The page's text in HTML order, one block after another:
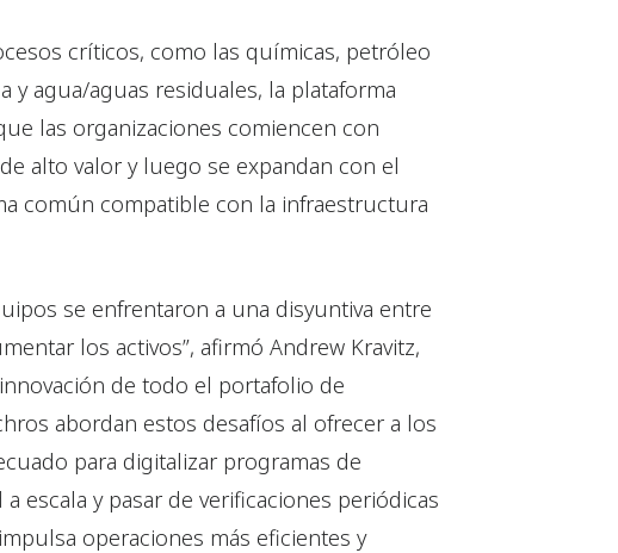
críticos, como las químicas, petróleo
y agua/aguas residuales, la plataforma
las organizaciones comiencen con
alto valor y luego se expandan con el
común compatible con la infraestructura
se enfrentaron a una disyuntiva entre
los activos”, afirmó Andrew Kravitz,
de todo el portafolio de
abordan estos desafíos al ofrecer a los
para digitalizar programas de
escala y pasar de verificaciones periódicas
operaciones más eficientes y